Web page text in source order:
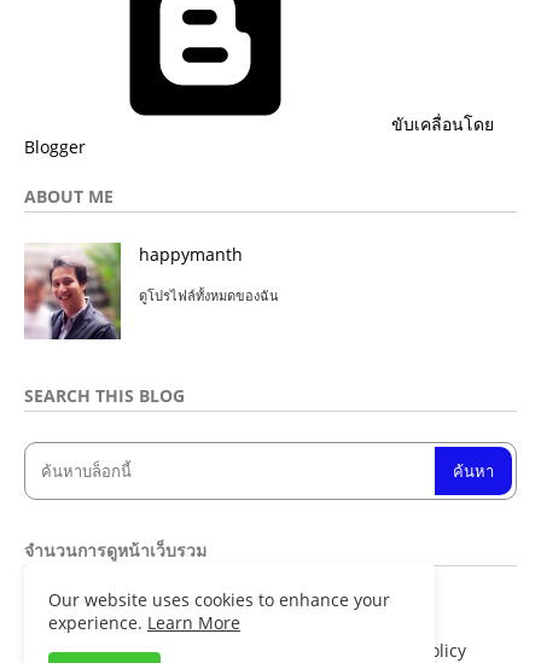
ขับเคลื่อนโดย
Blogger
ABOUT ME
happymanth
ดูโปรไฟล์ทั้งหมดของฉัน
SEARCH THIS BLOG
จำนวนการดูหน้าเว็บรวม
8713
Home
About Privacy Policy
Our website uses cookies to enhance your
experience. Learn More